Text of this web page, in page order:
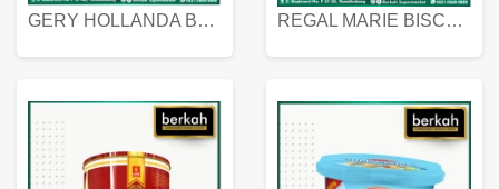
GERY HOLLANDA BUTTER COOKIES 450 GRAM REGAL MARIE BISCUIT KALENG 550 GRAM